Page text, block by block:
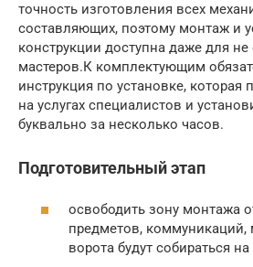
точность изготовления всех
составляющих, поэтому монтаж и
конструкции доступна даже для
мастеров.К комплектующим
инструкция по установке,
на услугах специалистов и
буквально за несколько часов.
Подготовительный этап
освободить зону монтажа
предметов, коммуникаций,
ворота будут собираться